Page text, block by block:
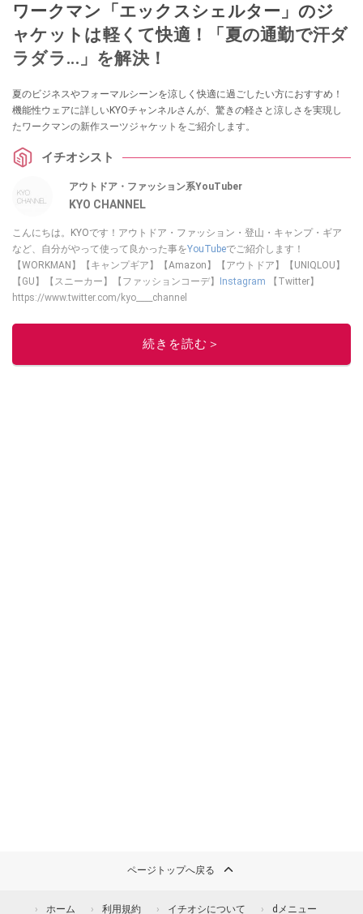
ワークマン「エックスシェルター」のジ
ャケットは軽くて快適！「夏の通勤で汗ダ
ラダラ...」を解決！
夏のビジネスやフォーマルシーンを涼しく快適に過ごしたい方におすすめ！
機能性ウェアに詳しいKYOチャンネルさんが、驚きの軽さと涼しさを実現し
たワークマンの新作スーツジャケットをご紹介します。
イチオシスト
アウトドア・ファッション系YouTuber
KYO CHANNEL
こんにちは。KYOです！アウトドア・ファッション・登山・キャンプ・ギア
など、自分がやって使って良かった事をYouTubeでご紹介します！
【WORKMAN】【キャンプギア】【Amazon】【アウトドア】【UNIQLOU】
【GU】【スニーカー】【ファッションコーデ】
Instagram 【Twitter】
https://www.twitter.com/kyo____channel
このイチオシストの他の記事を読む
続きを読む＞
ページトップへ戻る
ホーム 利用規約 イチオシについて dメニュー